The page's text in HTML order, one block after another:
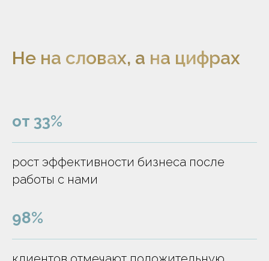
Не на словах, а на цифрах
от 33%
рост эффективности бизнеса после
работы с нами
98%